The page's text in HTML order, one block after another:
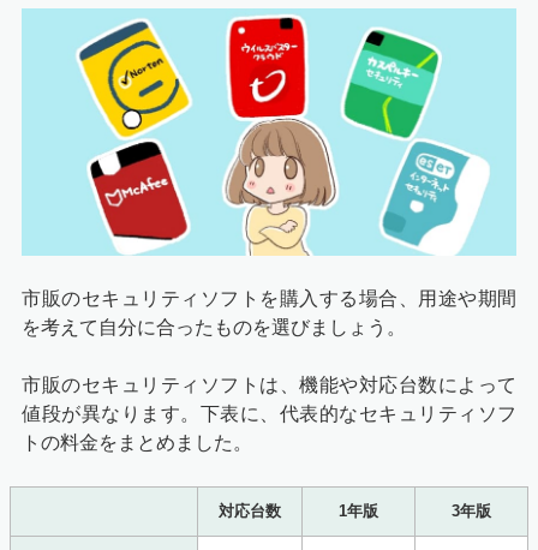
市販のセキュリティソフトを購入する場合、用途や期間
を考えて自分に合ったものを選びましょう。
市販のセキュリティソフトは、機能や対応台数によって
値段が異なります。下表に、代表的なセキュリティソフ
トの料金をまとめました。
対応台数 1年版 3年版